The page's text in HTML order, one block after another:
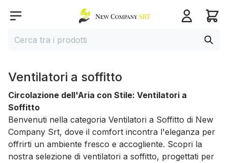
Open menu
Home page
Cerca
Ventilatori a soffitto
Circolazione dell'Aria con Stile: Ventilatori a
Soffitto
Benvenuti nella categoria Ventilatori a Soffitto di New
Company Srt, dove il comfort incontra l'eleganza per
offrirti un ambiente fresco e accogliente. Scopri la
nostra selezione di ventilatori a soffitto, progettati per